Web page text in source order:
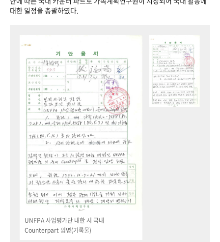
대한 일정을 총괄하였다.
UNFPA 사업평가단 내한 시 국내
Counterpart 임명(기록물)